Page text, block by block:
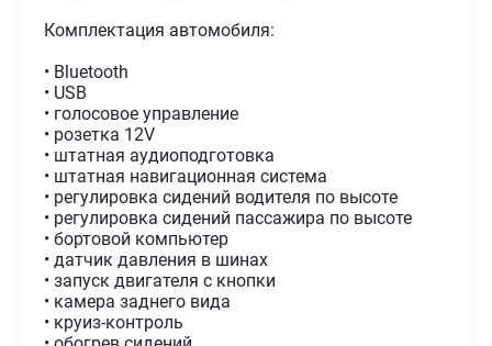
Комплектация автомобиля:
• Bluetooth
• USB
• голосовое управление
• розетка 12V
• штатная аудиоподготовка
• штатная навигационная система
• регулировка сидений водителя по высоте
• регулировка сидений пассажира по высоте
• бортовой компьютер
• датчик давления в шинах
• запуск двигателя с кнопки
• камера заднего вида
• круиз-контроль